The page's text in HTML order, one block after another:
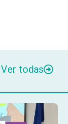
Ver todas